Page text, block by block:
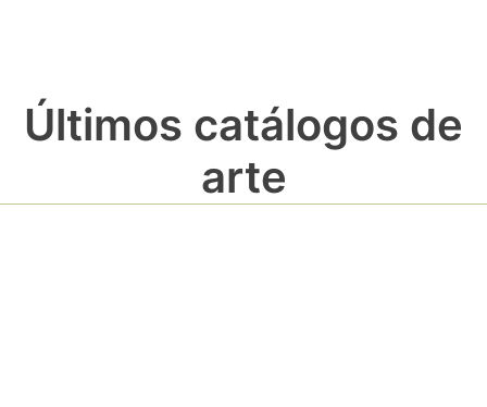
Últimos catálogos de
arte